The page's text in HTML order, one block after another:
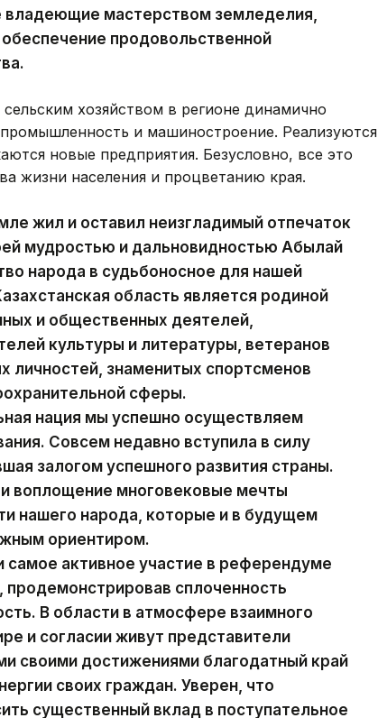
владеющие мастерством земледелия,
продовольственной
хозяйством в регионе динамично
и машиностроение. Реализуются
новые предприятия. Безусловно, все это
жизни населения и процветанию края.
жил и оставил неизгладимый отпечаток
мудростью и дальновидностью Абылай
народа в судьбоносное для нашей
область является родиной
и общественных деятелей,
культуры и литературы, ветеранов
личностей, знаменитых спортсменов
сферы.
нация мы успешно осуществляем
Совсем недавно вступила в силу
залогом успешного развития страны.
воплощение многовековые мечты
нашего народа, которые и в будущем
ориентиром.
самое активное участие в референдуме
продемонстрировав сплоченность
В области в атмосфере взаимного
и согласии живут представители
своими достижениями благодатный край
своих граждан. Уверен, что
существенный вклад в поступательное